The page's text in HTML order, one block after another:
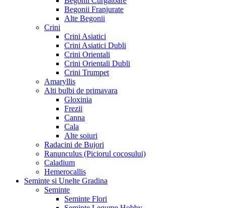
Begonii Franjurate
Alte Begonii
Crini
Crini Asiatici
Crini Asiatici Dubli
Crini Orientali
Crini Orientali Dubli
Crini Trumpet
Amaryllis
Alti bulbi de primavara
Gloxinia
Frezii
Canna
Cala
Alte soiuri
Radacini de Bujori
Ranunculus (Piciorul cocosului)
Caladium
Hemerocallis
Seminte si Unelte Gradina
Seminte
Seminte Flori